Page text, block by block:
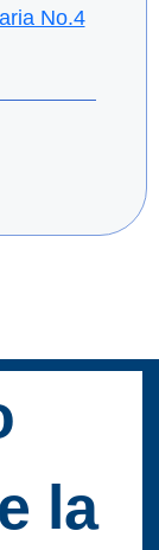
No.4
la